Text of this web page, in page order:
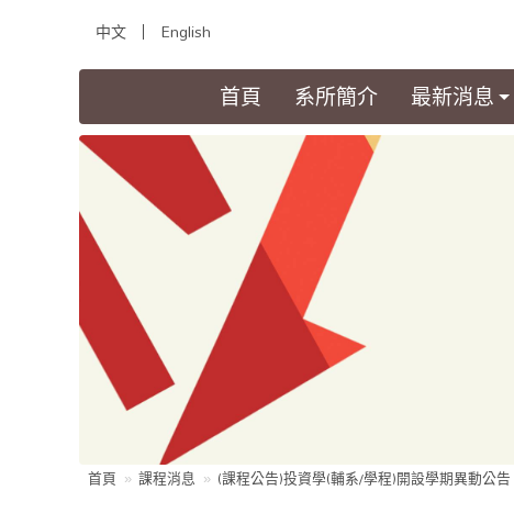
中文 English
首頁 (current)
系所簡介 最新消息
首頁 課程消息 (課程公告)投資學(輔系/學程)開設學期異動公告